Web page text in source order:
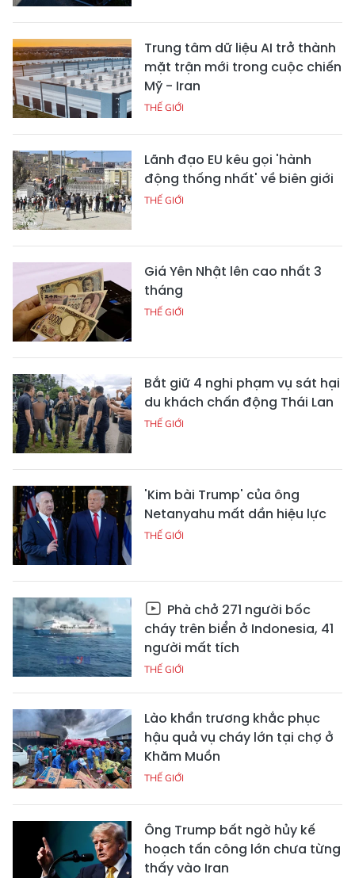
Trung tâm dữ liệu AI trở thành
mặt trận mới trong cuộc chiến
Mỹ - Iran
THẾ GIỚI
Lãnh đạo EU kêu gọi 'hành
động thống nhất' về biên giới
THẾ GIỚI
Giá Yên Nhật lên cao nhất 3
tháng
THẾ GIỚI
Bắt giữ 4 nghi phạm vụ sát hại
du khách chấn động Thái Lan
THẾ GIỚI
'Kim bài Trump' của ông
Netanyahu mất dần hiệu lực
THẾ GIỚI
Phà chở 271 người bốc
cháy trên biển ở Indonesia, 41
người mất tích
THẾ GIỚI
Lào khẩn trương khắc phục
hậu quả vụ cháy lớn tại chợ ở
Khăm Muồn
THẾ GIỚI
Ông Trump bất ngờ hủy kế
hoạch tấn công lớn chưa từng
thấy vào Iran